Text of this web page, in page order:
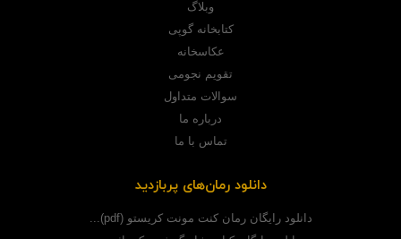
وبلاگ
کتابخانه گوپی
عکاسخانه
تقویم نجومی
سوالات متداول
درباره ما
تماس با ما
دانلود رمان‌های پربازدید
دانلود رایگان رمان کنت مونت کریستو (pdf)...